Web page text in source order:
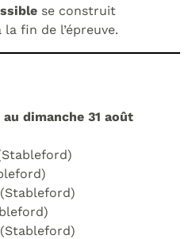
se construit
la fin de l’épreuve.
dimanche 31 août
(Stableford)
(Stableford)